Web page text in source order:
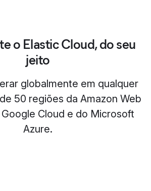
o Elastic Cloud, do seu
jeito
globalmente em qualquer
50 regiões da Amazon Web
Cloud e do Microsoft
Azure.